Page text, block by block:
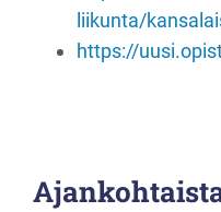
liikunta/
https://